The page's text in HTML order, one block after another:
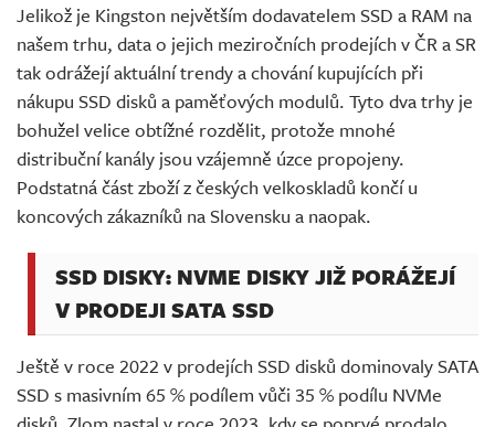
Jelikož je Kingston největším dodavatelem SSD a RAM na
našem trhu, data o jejich meziročních prodejích v ČR a SR
tak odrážejí aktuální trendy a chování kupujících při
nákupu SSD disků a paměťových modulů. Tyto dva trhy je
bohužel velice obtížné rozdělit, protože mnohé
distribuční kanály jsou vzájemně úzce propojeny.
Podstatná část zboží z českých velkoskladů končí u
koncových zákazníků na Slovensku a naopak.
SSD DISKY: NVME DISKY JIŽ PORÁŽEJÍ
V PRODEJI SATA SSD
Ještě v roce 2022 v prodejích SSD disků dominovaly SATA
SSD s masivním 65 % podílem vůči 35 % podílu NVMe